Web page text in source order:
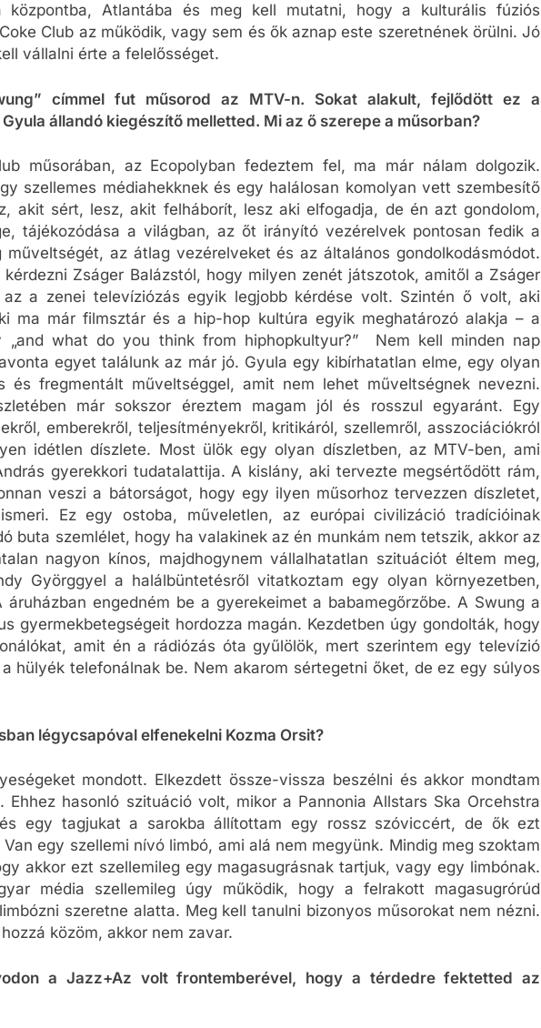
központba, Atlantába és meg kell mutatni, hogy a kulturális fúziós
Club az működik, vagy sem és ők aznap este szeretnének örülni. Jó
vállalni érte a felelősséget.
címmel fut műsorod az MTV-n. Sokat alakult, fejlődött ez a
állandó kiegészítő melletted. Mi az ő szerepe a műsorban?
az Ecopolyban fedeztem fel, ma már nálam dolgozik.
szellemes médiahekknek és egy halálosan komolyan vett szembesítő
akit sért, lesz, akit felháborít, lesz aki elfogadja, de én azt gondolom,
tájékozódása a világban, az őt irányító vezérelvek pontosan fedik a
műveltségét, az átlag vezérelveket és az általános gondolkodásmódot.
Zságer Balázstól, hogy milyen zenét játszotok, amitől a Zságer
a zenei televíziózás egyik legjobb kérdése volt. Szintén ő volt, aki
ma már filmsztár és a hip-hop kultúra egyik meghatározó alakja – a
„and what do you think from hiphopkultyur?” Nem kell minden nap
egyet találunk az már jó. Gyula egy kibírhatatlan elme, egy olyan
és fregmentált műveltséggel, amit nem lehet műveltségnek nevezni.
már sokszor éreztem magam jól és rosszul egyaránt. Egy
emberekről, teljesítményekről, kritikáról, szellemről, asszociációkról
idétlen díszlete. Most ülök egy olyan díszletben, az MTV-ben, ami
gyerekkori tudatalattija. A kislány, aki tervezte megsértődött rám,
veszi a bátorságot, hogy egy ilyen műsorhoz tervezzen díszletet,
Ez egy ostoba, műveletlen, az európai civilizáció tradícióinak
buta szemlélet, hogy ha valakinek az én munkám nem tetszik, akkor az
nagyon kínos, majdhogynem vállalhatatlan szituációt éltem meg,
Györggyel a halálbüntetésről vitatkoztam egy olyan környezetben,
áruházban engedném be a gyerekeimet a babamegőrzőbe. A Swung a
gyermekbetegségeit hordozza magán. Kezdetben úgy gondolták, hogy
amit én a rádiózás óta gyűlölök, mert szerintem egy televízió
hülyék telefonálnak be. Nem akarom sértegetni őket, de ez egy súlyos
légycsapóval elfenekelni Kozma Orsit?
mondott. Elkezdett össze-vissza beszélni és akkor mondtam
Ehhez hasonló szituáció volt, mikor a Pannonia Allstars Ska Orcehstra
egy tagjukat a sarokba állítottam egy rossz szóviccért, de ők ezt
egy szellemi nívó limbó, ami alá nem megyünk. Mindig meg szoktam
akkor ezt szellemileg egy magasugrásnak tartjuk, vagy egy limbónak.
média szellemileg úgy működik, hogy a felrakott magasugrórúd
szeretne alatta. Meg kell tanulni bizonyos műsorokat nem nézni.
közöm, akkor nem zavar.
a Jazz+Az volt frontemberével, hogy a térdedre fektetted az